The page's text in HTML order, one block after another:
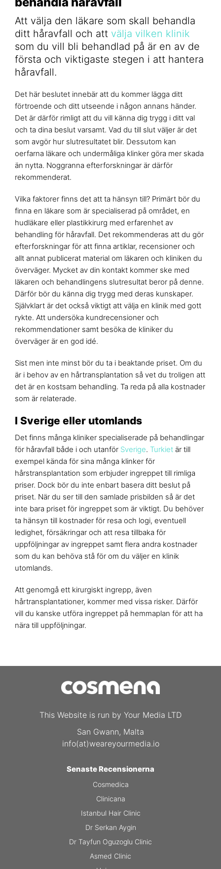
Att välja den läkare som skall behandla
ditt håravfall och att välja vilken klinik
som du vill bli behandlad på är en av de
första och viktigaste stegen i att hantera
håravfall.
Det här beslutet innebär att du kommer lägga ditt
förtroende och ditt utseende i någon annans händer.
Det är därför rimligt att du vill känna dig trygg i ditt val
och ta dina beslut varsamt. Vad du till slut väljer är det
som avgör hur slutresultatet blir. Dessutom kan
oerfarna läkare och undermåliga klinker göra mer skada
än nytta. Noggranna efterforskningar är därför
rekommenderat.
Vilka faktorer finns det att ta hänsyn till? Primärt bör du
finna en läkare som är specialiserad på området, en
hudläkare eller plastikkirurg med erfarenhet av
behandling för håravfall. Det rekommenderas att du gör
efterforskningar för att finna artiklar, recensioner och
allt annat publicerat material om läkaren och kliniken du
överväger. Mycket av din kontakt kommer ske med
läkaren och behandlingens slutresultat beror på denne.
Därför bör du känna dig trygg med deras kunskaper.
Självklart är det också viktigt att välja en klinik med gott
rykte. Att undersöka kundrecensioner och
rekommendationer samt besöka de kliniker du
överväger är en god idé.
Sist men inte minst bör du ta i beaktande priset. Om du
är i behov av en hårtransplantation så vet du troligen att
det är en kostsam behandling. Ta reda på alla kostnader
som är relaterade.
I Sverige eller utomlands
Det finns många kliniker specialiserade på behandlingar
för håravfall både i och utanför Sverige. Turkiet är till
exempel kända för sina många klinker för
hårstransplantation som erbjuder ingreppet till rimliga
priser. Dock bör du inte enbart basera ditt beslut på
priset. När du ser till den samlade prisbilden så är det
inte bara priset för ingreppet som är viktigt. Du behöver
ta hänsyn till kostnader för resa och logi, eventuell
ledighet, försäkringar och att resa tillbaka för
uppföljningar av ingreppet samt flera andra kostnader
som du kan behöva stå för om du väljer en klinik
utomlands.
Att genomgå ett kirurgiskt ingrepp, även
hårtransplantationer, kommer med vissa risker. Därför
vill du kanske utföra ingreppet på hemmaplan för att ha
nära till uppföljningar.
This Website is run by Your Media LTD
San Gwann, Malta
info(at)weareyourmedia.io
Senaste Recensionerna
Cosmedica
Clinicana
Istanbul Hair Clinic
Dr Serkan Aygin
Dr Tayfun Oguzoglu Clinic
Asmed Clinic